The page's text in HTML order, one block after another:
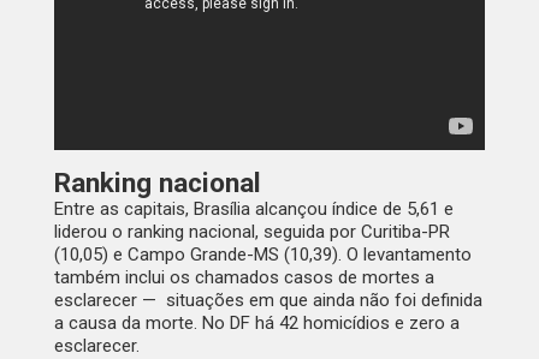
Ranking nacional
Entre as capitais, Brasília alcançou índice de 5,61 e
liderou o ranking nacional, seguida por Curitiba-PR
(10,05) e Campo Grande-MS (10,39). O levantamento
também inclui os chamados casos de mortes a
esclarecer — situações em que ainda não foi definida
a causa da morte. No DF há 42 homicídios e zero a
esclarecer.